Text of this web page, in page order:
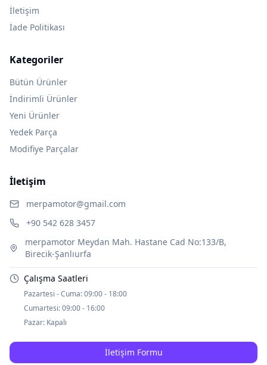
İletişim
İade Politikası
Kategoriler
Bütün Ürünler
İndirimli Ürünler
Yeni Ürünler
Yedek Parça
Modifiye Parçalar
İletişim
merpamotor@gmail.com
+90 542 628 3457
merpamotor Meydan Mah. Hastane Cad No:133/B,
Birecik-Şanlıurfa
Çalışma Saatleri
Pazartesi - Cuma:09:00 - 18:00
Cumartesi:09:00 - 16:00
Pazar: Kapalı
İletişim Formu